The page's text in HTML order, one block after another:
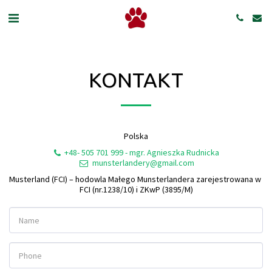
KONTAKT
Polska
+48- 505 701 999-mgr. Agnieszka Rudnicka
munsterlandery@gmail.com
Musterland (FCI) – hodowla Małego Munsterlandera zarejestrowana w
FCI (nr.1238/10) i ZKwP (3895/M)